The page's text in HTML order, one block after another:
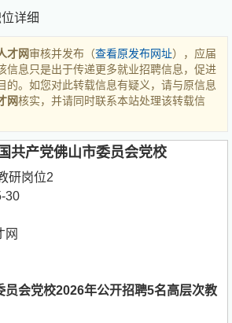
详细
才网审核并发布（查看原发布网址），应届
信息只是出于传递更多就业招聘信息，促进
的。如您对此转载信息有疑义，请与原信息
网核实，并请同时联系本站处理该转载信
共产党佛山市委员会党校
研岗位2
30
网
员会党校2026年公开招聘5名高层次教